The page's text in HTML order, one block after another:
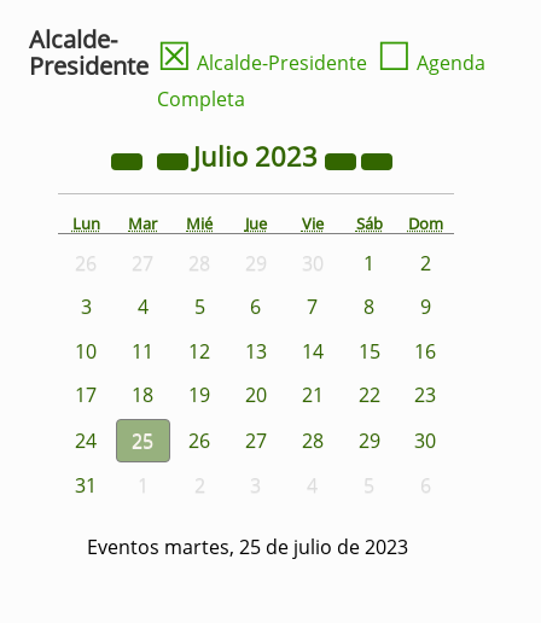
Alcalde-
Presidente ☒ Alcalde-Presidente ☐ Agenda
Completa
Julio 2023
Lun Mar Mié Jue Vie Sáb Dom
26 27 28 29 30 1
2
3
4 5 6 7 8
9
10
11 12 13 14 15
16
17
18 19 20 21 22
23
24
25 26 27 28 29
30
31
1 2 3 4 5 6
Eventos martes, 25 de julio de 2023